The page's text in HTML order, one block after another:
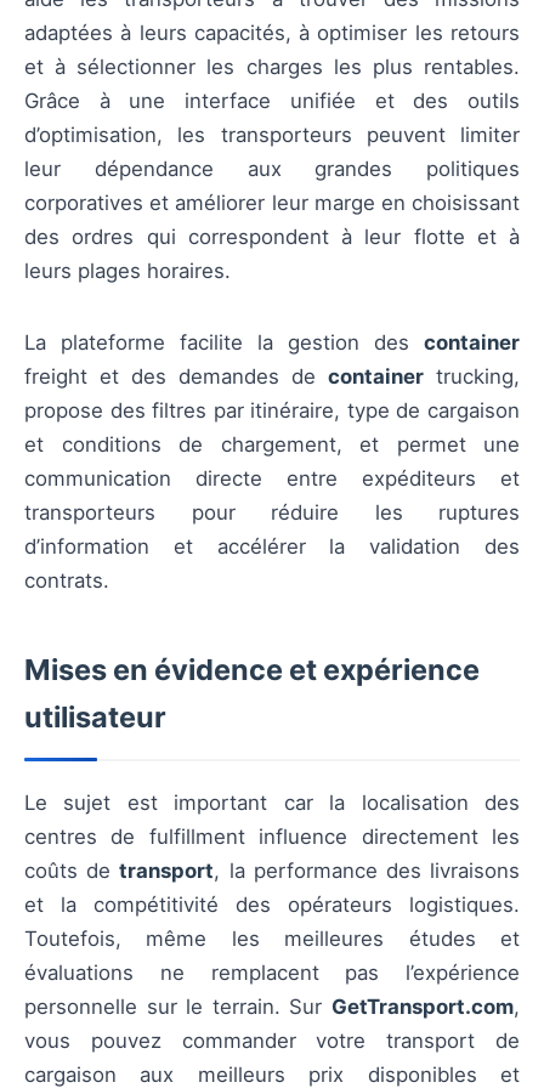
adaptées à leurs capacités, à optimiser les retours
et à sélectionner les charges les plus rentables.
Grâce à une interface unifiée et des outils
d’optimisation, les transporteurs peuvent limiter
leur dépendance aux grandes politiques
corporatives et améliorer leur marge en choisissant
des ordres qui correspondent à leur flotte et à
leurs plages horaires.
La plateforme facilite la gestion des container
freight et des demandes de container trucking,
propose des filtres par itinéraire, type de cargaison
et conditions de chargement, et permet une
communication directe entre expéditeurs et
transporteurs pour réduire les ruptures
d’information et accélérer la validation des
contrats.
Mises en évidence et expérience
utilisateur
Le sujet est important car la localisation des
centres de fulfillment influence directement les
coûts detransport, la performance des livraisons
et la compétitivité des opérateurs logistiques.
Toutefois, même les meilleures études et
évaluations ne remplacent pas l’expérience
personnelle sur le terrain. Sur GetTransport.com,
vous pouvez commander votre transport de
cargaison aux meilleurs prix disponibles et